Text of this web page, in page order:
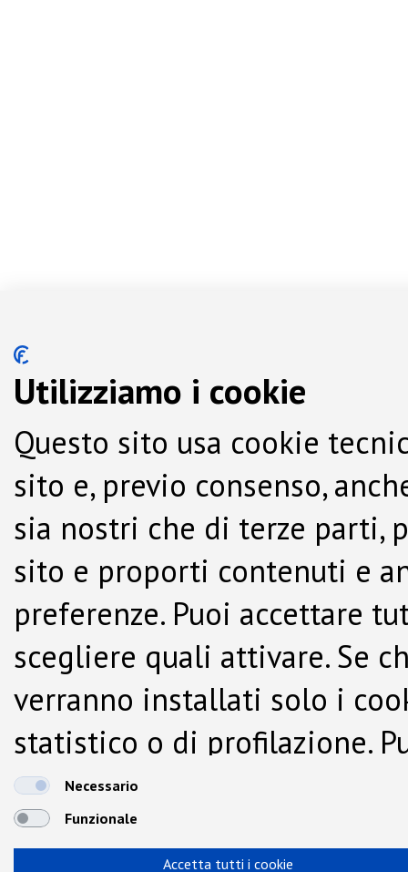
Utilizziamo i cookie
Questo sito usa cookie
sito e, previo consenso,
sia nostri che di terze parti,
sito e proporti contenuti e
preferenze. Puoi accettare
scegliere quali attivare. Se
verranno installati solo i
statistico o di profilazione.
dalla Cookie Policy.
Necessario
Funzionale
Accetta tutti i cookie